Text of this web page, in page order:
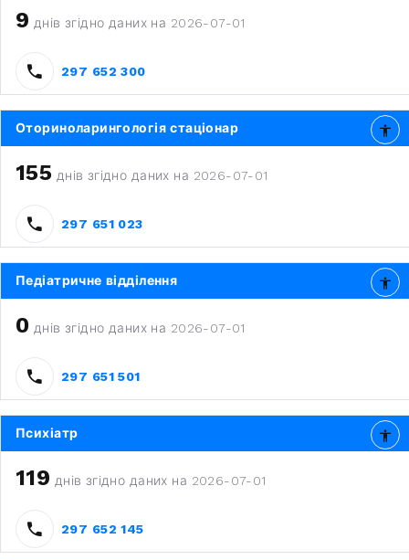
9 днів згідно даних на 2026-07-01
297 652 300
Оториноларингологія стаціонар
155 днів згідно даних на 2026-07-01
297 651 023
Педіатричне відділення
0 днів згідно даних на 2026-07-01
297 651 501
Психіатр
119 днів згідно даних на 2026-07-01
297 652 145